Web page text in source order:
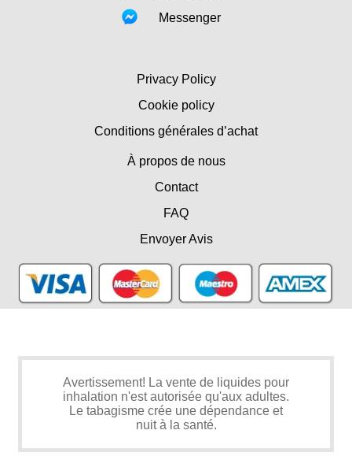
Messenger
Privacy Policy
Cookie policy
Conditions générales d’achat
À propos de nous
Contact
FAQ
Envoyer Avis
Avertissement! La vente de liquides pour
inhalation n'est autorisée qu'aux adultes.
Le tabagisme crée une dépendance et
nuit à la santé.